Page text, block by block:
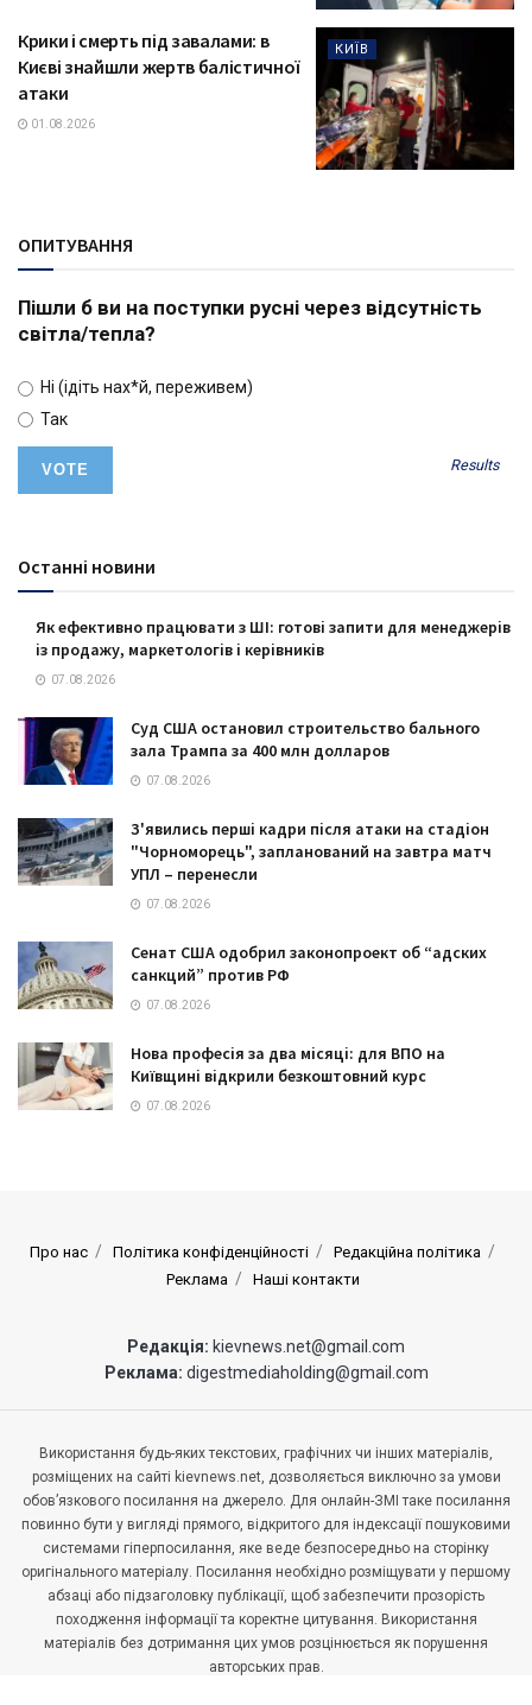
КИЇВ
Крики і смерть під завалами: в
Києві знайшли жертв балістичної
атаки
01.08.2026
ОПИТУВАННЯ
Пішли б ви на поступки русні через відсутність
світла/тепла?
Ні (ідіть нах*й, переживем)
Так
Results
Останні новини
Як ефективно працювати з ШІ: готові запити для менеджерів
із продажу, маркетологів і керівників
07.08.2026
Суд США остановил строительство бального
зала Трампа за 400 млн долларов
07.08.2026
З'явились перші кадри після атаки на стадіон
"Чорноморець", запланований на завтра матч
УПЛ – перенесли
07.08.2026
Сенат США одобрил законопроект об “адских
санкций” против РФ
07.08.2026
Нова професія за два місяці: для ВПО на
Київщині відкрили безкоштовний курс
07.08.2026
Про нас Політика конфіденційності
Редакційна політика
Реклама
Наші контакти
Редакція: kievnews.net@gmail.com
Реклама: digestmediaholding@gmail.com
Використання будь-яких текстових, графічних чи інших матеріалів,
розміщених на сайті kievnews.net, дозволяється виключно за умови
обов’язкового посилання на джерело. Для онлайн-ЗМІ таке посилання
повинно бути у вигляді прямого, відкритого для індексації пошуковими
системами гіперпосилання, яке веде безпосередньо на сторінку
оригінального матеріалу. Посилання необхідно розміщувати у першому
абзаці або підзаголовку публікації, щоб забезпечити прозорість
походження інформації та коректне цитування. Використання
матеріалів без дотримання цих умов розцінюється як порушення
авторських прав.